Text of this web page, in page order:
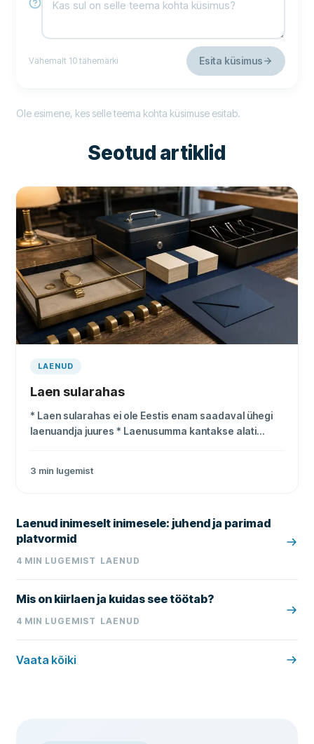
Vähemalt 10 tähemärki Esita küsimus
Ole esimene, kes selle teema kohta küsimuse esitab.
Seotud artiklid
LAENUD
Laen sularahas
* Laen sularahas ei ole Eestis enam saadaval ühegi
laenuandja juures * Laenusumma kantakse alati
pakub laenu sularahas tagasimaksmist
3 min lugemist
Laenud inimeselt inimesele: juhend ja parimad
platvormid
4 MIN LUGEMIST LAENUD
Mis on kiirlaen ja kuidas see töötab?
4 MIN LUGEMIST LAENUD
Vaata kõiki